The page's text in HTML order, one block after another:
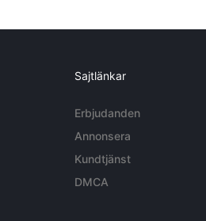
Sajtlänkar
Erbjudanden
Annonsera
Kundtjänst
DMCA